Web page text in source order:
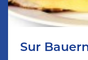
Sur